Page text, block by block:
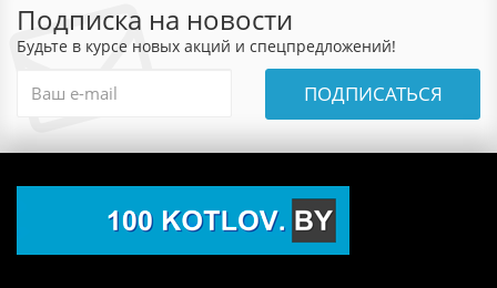
Подписка на новости
Будьте в курсе новых акций и спецпредложений!
ПОДПИСАТЬСЯ